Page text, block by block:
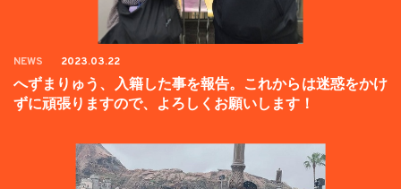
NEWS 2023.03.22
へずまりゅう、入籍した事を報告。これからは迷惑をかけ
ずに頑張りますので、よろしくお願いします！